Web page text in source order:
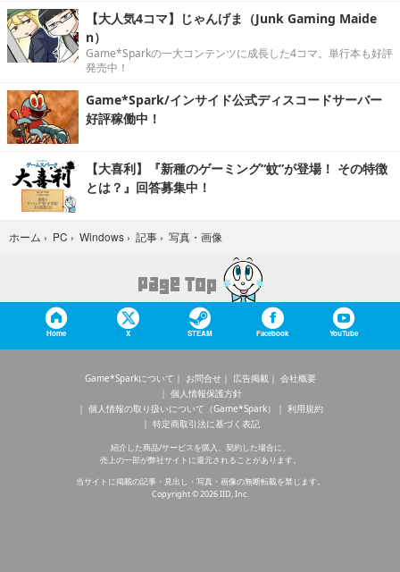
【大人気4コマ】じゃんげま（Junk Gaming Maide
n）
Game*Sparkの一大コンテンツに成長した4コマ。単行本も好評
発売中！
Game*Spark/インサイド公式ディスコードサーバー
好評稼働中！
【大喜利】『新種のゲーミング“蚊”が登場！ その特徴
とは？』回答募集中！
ホーム › PC › Windows › 記事 › 写真・画像
Home X STEAM Facebook YouTube
Game*Sparkについて お問合せ 広告掲載
会社概要
個人情報保護方針
個人情報の取り扱いについて（Game*Spark）
利用規約
特定商取引法に基づく表記
紹介した商品/サービスを購入、契約した場合に、
売上の一部が弊社サイトに還元されることがあります。
当サイトに掲載の記事・見出し・写真・画像の無断転載を禁じます。
Copyright © 2026 IID, Inc.